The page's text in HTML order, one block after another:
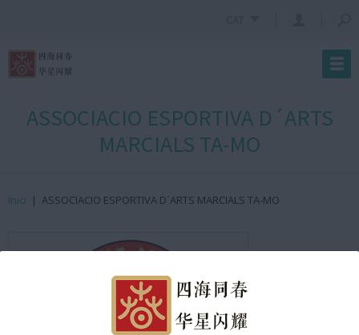
ASSOCIACIO ESPORTIVA D´ARTS
MARCIALS TA-MO
Inici | ASSOCIACIO ESPORTIVA D´ARTS MARCIALS TA-MO